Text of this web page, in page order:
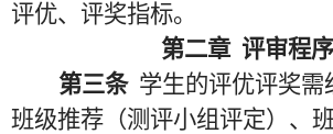
评优、评奖指标。
第二章 评审程序
第三条 学生的评优评奖需
班级推荐（测评小组评定）、